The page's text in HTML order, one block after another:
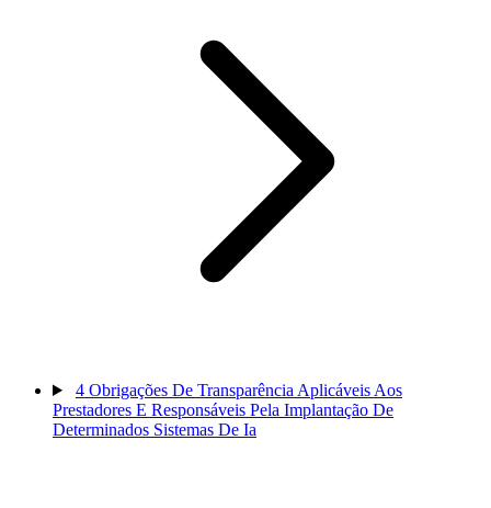
4 Obrigações De Transparência Aplicáveis Aos
Prestadores E Responsáveis Pela Implantação De
Determinados Sistemas De Ia